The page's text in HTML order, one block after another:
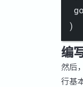
)
编
然后
行基